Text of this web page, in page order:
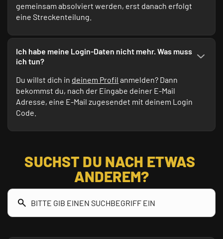
gemeinsam absolviert werden, erst danach erfolgt
eine Streckenteilung.
Ich habe meine Login-Daten nicht mehr. Was muss
ich tun?
Du willst dich in deinem Profil anmelden? Dann
bekommst du, nach der Eingabe deiner E-Mail
Adresse, eine E-Mail zugesendet mit deinem Login
Code.
SUCHST DU NACH ETWAS
ANDEREM?